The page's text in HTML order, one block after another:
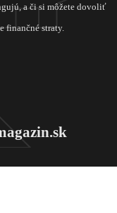
a či si môžete dovoliť
finančné straty.